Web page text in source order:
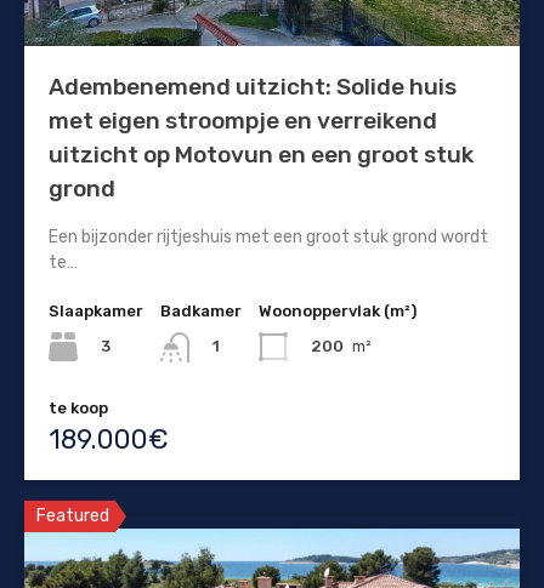
Adembenemend uitzicht: Solide huis
met eigen stroompje en verreikend
uitzicht op Motovun en een groot stuk
grond
Een bijzonder rijtjeshuis met een groot stuk grond wordt
te…
Slaapkamer
3
Badkamer
1
Woonoppervlak (m²)
200 m²
te koop
189.000€
Featured